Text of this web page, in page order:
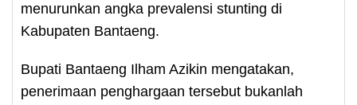
menurunkan angka prevalensi stunting di
Kabupaten Bantaeng.
Bupati Bantaeng Ilham Azikin mengatakan,
penerimaan penghargaan tersebut bukanlah